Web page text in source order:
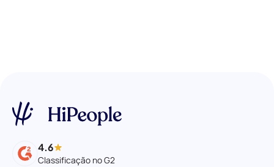
4.6
Classificação no G2